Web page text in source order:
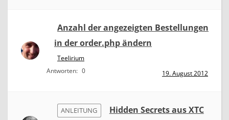
Anzahl der angezeigten Bestellungen
in der order.php ändern
Teelirium
Antworten: 0 19. August 2012
ANLEITUNG Hidden Secrets aus XTC